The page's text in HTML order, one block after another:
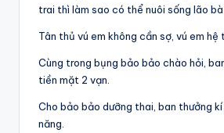
trai thì làm sao có thể nuôi sống lão
Tân thủ vú em không cần sợ, vú em hệ
Cùng trong bụng bảo bảo chào hỏi,
tiền mặt 2 vạn.
Cho bảo bảo dưỡng thai, ban thưởng
năng.